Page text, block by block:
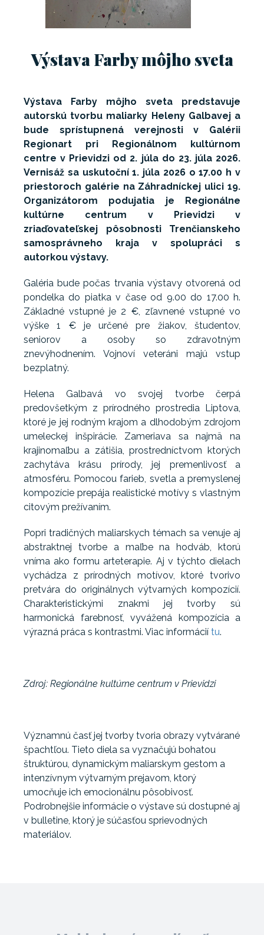
Výstava Farby môjho sveta
Výstava Farby môjho sveta predstavuje
autorskú tvorbu maliarky Heleny Galbavej a
bude sprístupnená verejnosti v Galérii
Regionart pri Regionálnom kultúrnom
centre v Prievidzi od 2. júla do 23. júla 2026.
Vernisáž sa uskutoční 1. júla 2026 o 17.00 h v
priestoroch galérie na Záhradníckej ulici 19.
Organizátorom podujatia je Regionálne
kultúrne centrum v Prievidzi v
zriaďovateľskej pôsobnosti Trenčianskeho
samosprávneho kraja v spolupráci s
autorkou výstavy.
Galéria bude počas trvania výstavy otvorená od
pondelka do piatka v čase od 9.00 do 17.00 h.
Základné vstupné je 2 €, zľavnené vstupné vo
výške 1 € je určené pre žiakov, študentov,
seniorov a osoby so zdravotným
znevýhodnením. Vojnoví veteráni majú vstup
bezplatný.
Helena Galbavá vo svojej tvorbe čerpá
predovšetkým z prírodného prostredia Liptova,
ktoré je jej rodným krajom a dlhodobým zdrojom
umeleckej inšpirácie. Zameriava sa najmä na
krajinomaľbu a zátišia, prostredníctvom ktorých
zachytáva krásu prírody, jej premenlivosť a
atmosféru. Pomocou farieb, svetla a premyslenej
kompozície prepája realistické motívy s vlastným
citovým prežívaním.
Popri tradičných maliarskych témach sa venuje aj
abstraktnej tvorbe a maľbe na hodváb, ktorú
vníma ako formu arteterapie. Aj v týchto dielach
vychádza z prírodných motívov, ktoré tvorivo
pretvára do originálnych výtvarných kompozícií.
Charakteristickými znakmi jej tvorby sú
harmonická farebnosť, vyvážená kompozícia a
výrazná práca s kontrastmi. Viac informácií tu.
Zdroj: Regionálne kultúrne centrum v Prievidzi
Významnú časť jej tvorby tvoria obrazy vytvárané
špachtľou. Tieto diela sa vyznačujú bohatou
štruktúrou, dynamickým maliarskym gestom a
intenzívnym výtvarným prejavom, ktorý
umocňuje ich emocionálnu pôsobivosť.
Podrobnejšie informácie o výstave sú dostupné aj
v bulletine, ktorý je súčasťou sprievodných
materiálov.